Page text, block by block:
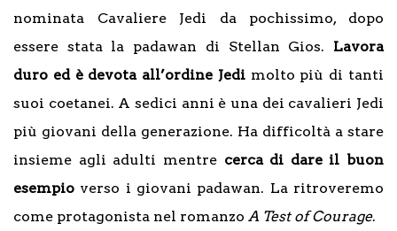
nominata Cavaliere Jedi da pochissimo, dopo
essere stata la padawan di Stellan Gios. Lavora
duro ed è devota all’ordine Jedimolto più di tanti
suoi coetanei. A sedici anni è una dei cavalieri Jedi
più giovani della generazione. Ha difficoltà a stare
insieme agli adulti mentre cerca di dare il buon
esempio verso i giovani padawan. La ritroveremo
come protagonista nel romanzo A Test of Courage.